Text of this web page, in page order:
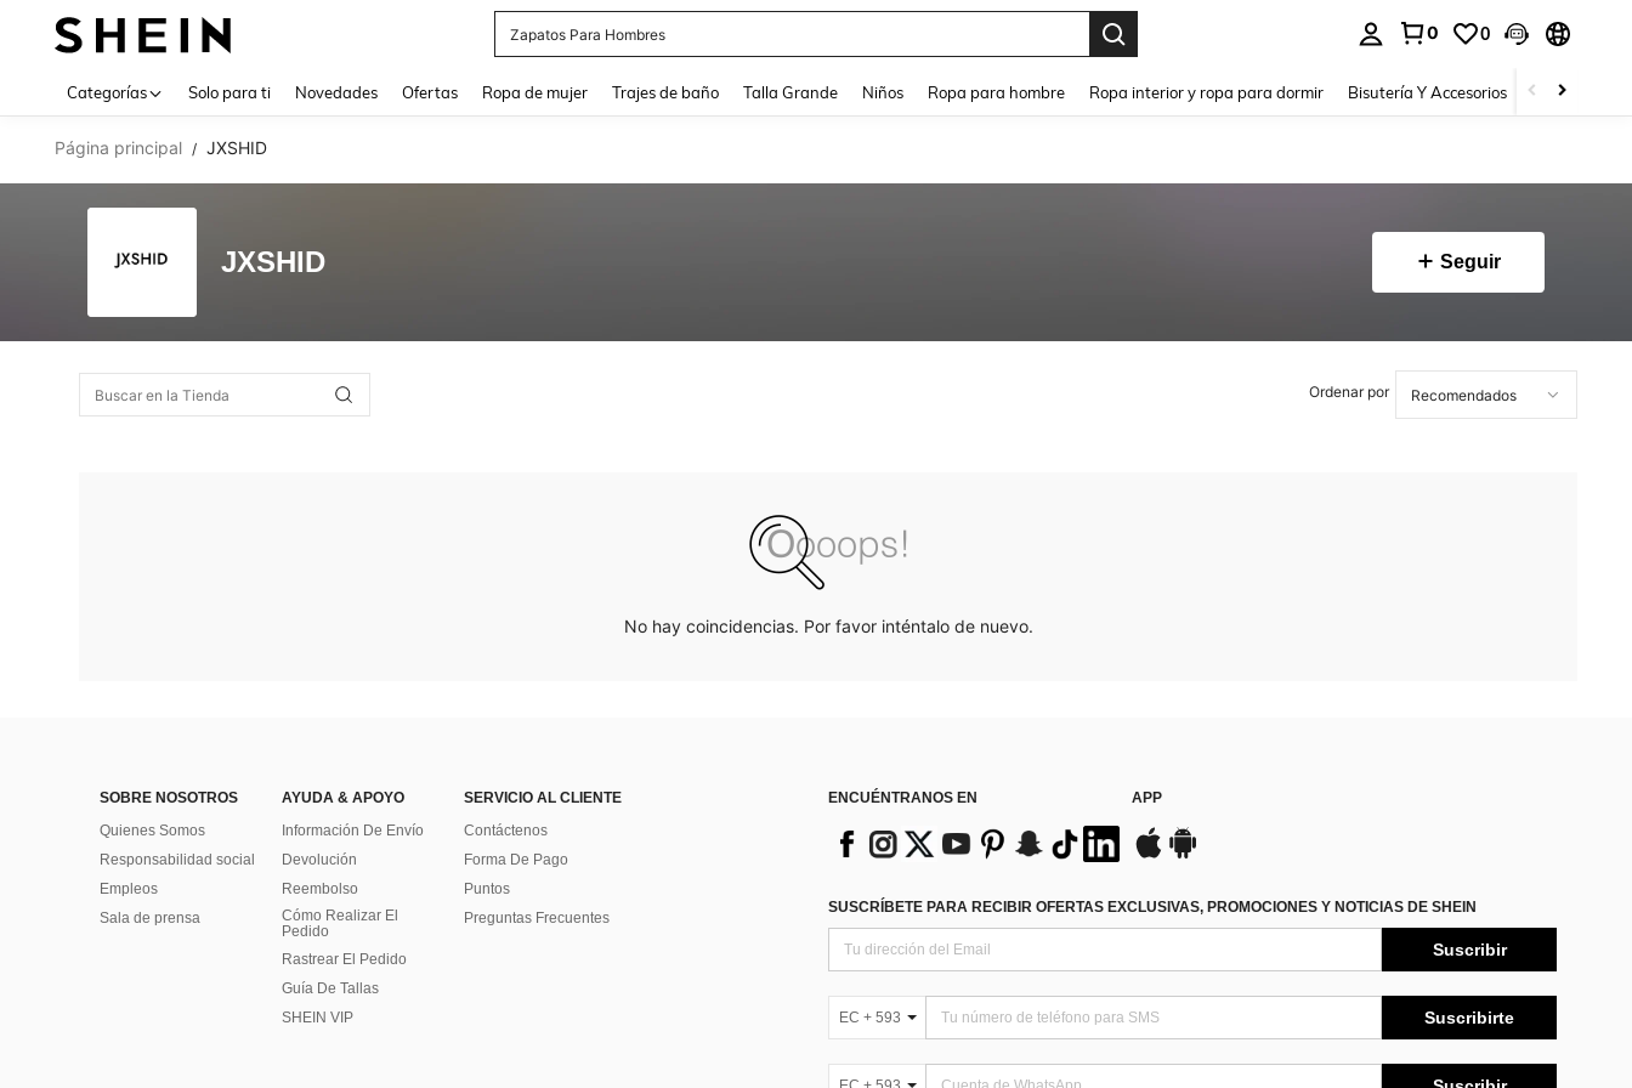
Zapatos Para Hombres
0 0
Categorías Solo para ti Novedades Ofertas Ropa de mujer Trajes de baño Talla Grande Niños Ropa para hombre Ropa interior y ropa para dormir Bisutería Y Accesorios Zapatos
Página principal / JXSHID
JXSHID Seguir
Ordenar por
No hay coincidencias. Por favor inténtalo de nuevo.
SOBRE NOSOTROS
Quienes Somos
Responsabilidad social
Empleos
Sala de prensa
AYUDA & APOYO
Información De Envío
Devolución
Reembolso
Cómo Realizar El
Pedido
Rastrear El Pedido
Guía De Tallas
SHEIN VIP
SERVICIO AL CLIENTE
Contáctenos
Forma De Pago
Puntos
Preguntas Frecuentes
ENCUÉNTRANOS EN APP
SUSCRÍBETE PARA RECIBIR OFERTAS EXCLUSIVAS, PROMOCIONES Y NOTICIAS DE SHEIN
Suscribir
EC + 593 Suscribirte